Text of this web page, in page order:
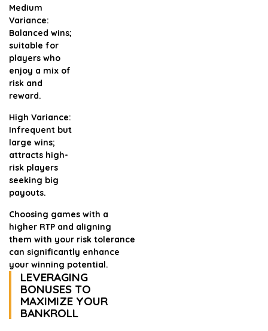
Medium
Variance:
Balanced wins;
suitable for
players who
enjoy a mix of
risk and
reward.
High Variance:
Infrequent but
large wins;
attracts high-
risk players
seeking big
payouts.
Choosing games with a
higher RTP and aligning
them with your risk tolerance
can significantly enhance
your winning potential.
LEVERAGING
BONUSES TO
MAXIMIZE YOUR
BANKROLL